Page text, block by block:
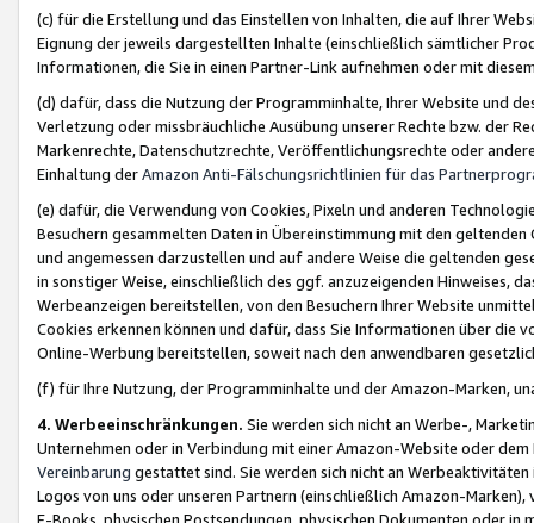
(c) für die Erstellung und das Einstellen von Inhalten, die auf Ihrer
Eignung der jeweils dargestellten Inhalte (einschließlich sämtlicher
Informationen, die Sie in einen Partner-Link aufnehmen oder mit
(d) dafür, dass die Nutzung der Programminhalte, Ihrer Website und
Verletzung oder missbräuchliche Ausübung unserer Rechte bzw. der
Markenrechte, Datenschutzrechte, Veröffentlichungsrechte oder
Einhaltung derAmazon Anti-Fälschungsrichtlinien für das
(e) dafür, die Verwendung von Cookies, Pixeln und anderen
Besuchern gesammelten Daten in Übereinstimmung mit den
und angemessen darzustellen und auf andere Weise die geltenden
in sonstiger Weise, einschließlich des ggf. anzuzeigenden Hinweises,
Werbeanzeigen bereitstellen, von den Besuchern Ihrer Website
Cookies erkennen können und dafür, dass Sie Informationen über die
Online-Werbung bereitstellen, soweit nach den anwendbaren
(f) für Ihre Nutzung, der Programminhalte und der Amazon-Marken,
4. Werbeeinschränkungen. Sie werden sich nicht an Werbe-,
Unternehmen oder in Verbindung mit einer Amazon-Website oder
Vereinbarung gestattet sind. Sie werden sich nicht an
Logos von uns oder unseren Partnern (einschließlich Amazon-
E-Books, physischen Postsendungen, physischen Dokumenten oder in